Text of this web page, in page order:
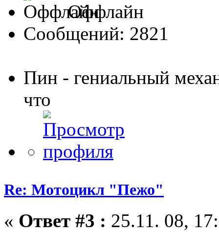
Оффлайн
Сообщений: 2821
Пин - гениальный
что
Re: Мотоцикл "Пежо"
« Ответ #3 : 25.11. 08,